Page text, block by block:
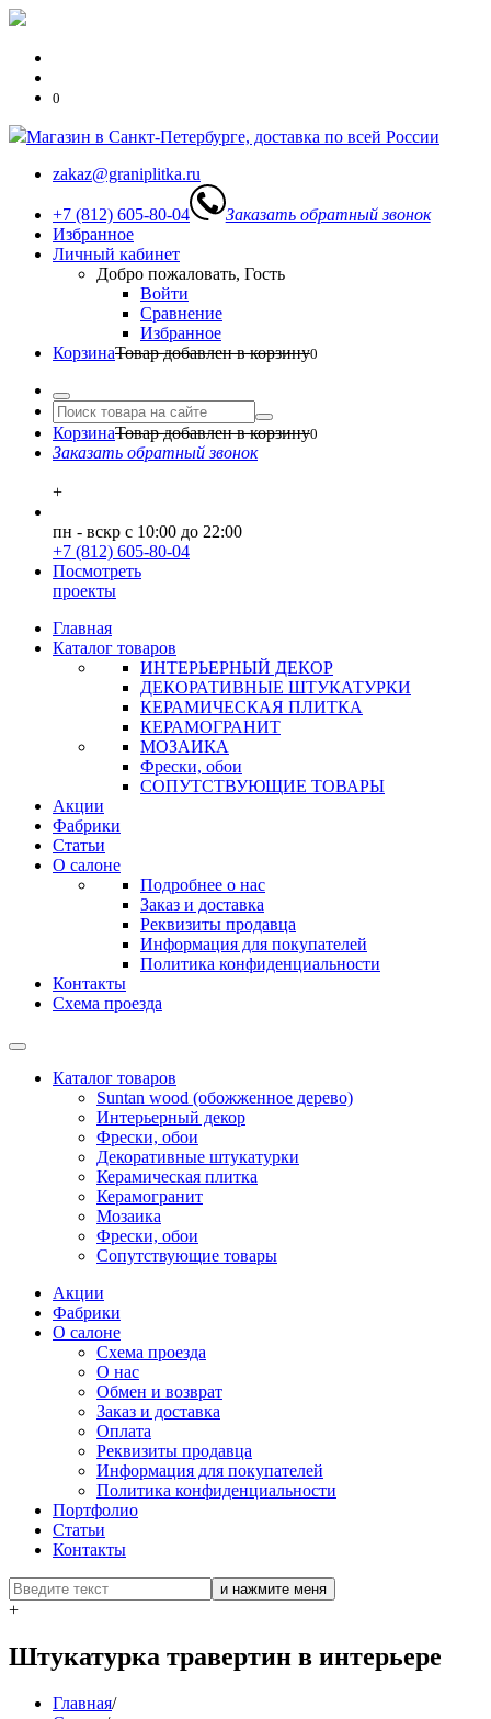
0
Магазин в Санкт-Петербурге, доставка по всей России
zakaz@graniplitka.ru
+7 (812) 605-80-04
Заказать обратный звонок
Избранное
Личный кабинет
Добро пожаловать, Гость
Войти
Сравнение
Избранное
КорзинаТовар добавлен в корзину0
КорзинаТовар добавлен в корзину0
Заказать обратный звонок
+
пн - вскр с 10:00 до 22:00
+7 (812) 605-80-04
Посмотреть
проекты
Главная
Каталог товаров
ИНТЕРЬЕРНЫЙ ДЕКОР
ДЕКОРАТИВНЫЕ ШТУКАТУРКИ
КЕРАМИЧЕСКАЯ ПЛИТКА
КЕРАМОГРАНИТ
МОЗАИКА
Фрески, обои
СОПУТСТВУЮЩИЕ ТОВАРЫ
Акции
Фабрики
Статьи
О салоне
Подробнее о нас
Заказ и доставка
Реквизиты продавца
Информация для покупателей
Политика конфиденциальности
Контакты
Схема проезда
Каталог товаров
Suntan wood (обожженное дерево)
Интерьерный декор
Фрески, обои
Декоративные штукатурки
Керамическая плитка
Керамогранит
Мозаика
Фрески, обои
Сопутствующие товары
Акции
Фабрики
О салоне
Схема проезда
О нас
Обмен и возврат
Заказ и доставка
Оплата
Реквизиты продавца
Информация для покупателей
Политика конфиденциальности
Портфолио
Статьи
Контакты
+
Штукатурка травертин в интерьере
Главная/